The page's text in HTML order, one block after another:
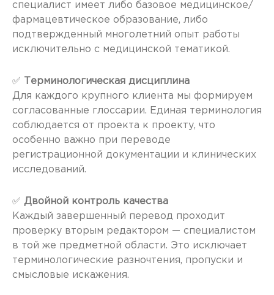
специалист имеет либо базовое медицинское/
фармацевтическое образование, либо
подтвержденный многолетний опыт работы
исключительно с медицинской тематикой.
✅
Терминологическая дисциплина
Для каждого крупного клиента мы формируем
согласованные глоссарии. Единая терминология
соблюдается от проекта к проекту, что
особенно важно при переводе
регистрационной документации и клинических
исследований.
✅ Двойной контроль качества
Каждый завершенный перевод проходит
проверку вторым редактором — специалистом
в той же предметной области. Это исключает
терминологические разночтения, пропуски и
смысловые искажения.